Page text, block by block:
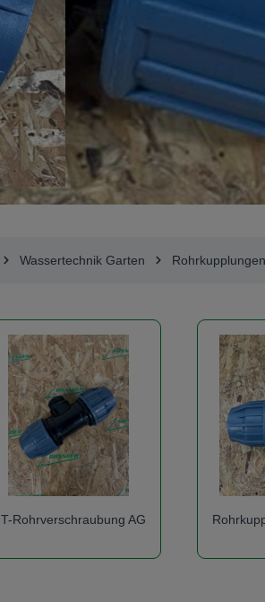
Wassertechnik Garten
T-Rohrverschraubung AG